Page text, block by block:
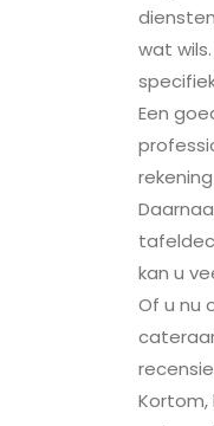
wat
Een
kan u
Of u nu
Kortom,